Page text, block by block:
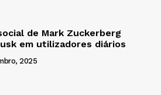
de Mark Zuckerberg
em utilizadores diários
2025